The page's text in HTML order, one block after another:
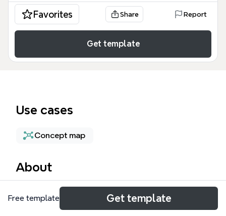
Favorites Share Report
Get template
Use cases
Concept map
About
Этот Без названия шаблон Xmind представляет
собой классическую радиальную структуру для
Free template Get template